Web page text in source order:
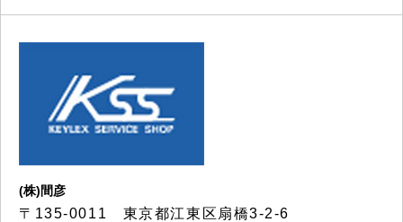
(株)間彦
〒135-0011 東京都江東区扇橋3-2-6